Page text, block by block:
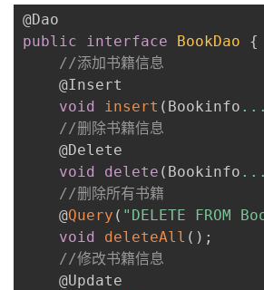
public
interface BookDao
{
//添加书籍信息
    @Insert
void
insert ( Bookinfo ...
//删除书籍信息
    @Delete
void
delete ( Bookinfo ...
//删除所有书籍
    @
Query ( "DELETE FROM
void
deleteAll ( ) ;
//修改书籍信息
    @Update